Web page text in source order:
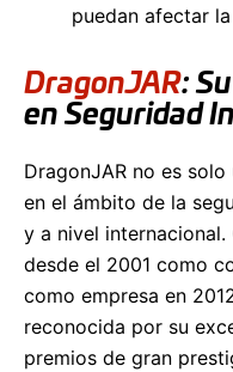
puedan afectar
DragonJAR:
en Seguridad
DragonJAR no es
en el ámbito de la
y a nivel
desde el 2001 como
como empresa en
reconocida por su
premios de gran